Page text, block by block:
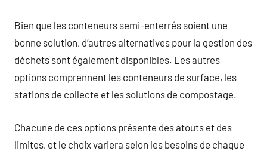
Bien que les conteneurs semi-enterrés soient une
bonne solution, d’autres alternatives pour la gestion des
déchets sont également disponibles. Les autres
options comprennent les conteneurs de surface, les
stations de collecte et les solutions de compostage.
Chacune de ces options présente des atouts et des
limites, et le choix variera selon les besoins de chaque